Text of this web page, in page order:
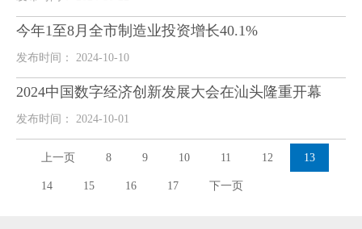
今年1至8月全市制造业投资增长40.1%
发布时间： 2024-10-10
2024中国数字经济创新发展大会在汕头隆重开幕
发布时间： 2024-10-01
上一页 8 9 10 11 12 13
14 15 16 17 下一页